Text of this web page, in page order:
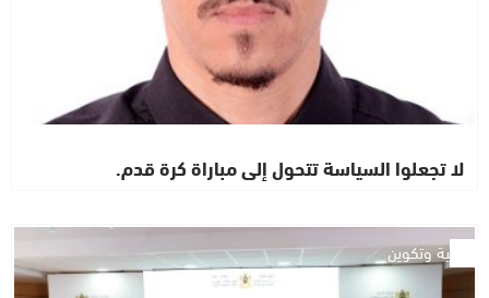
لا تجعلوا السياسة تتحول إلى مباراة كرة قدم.
تربية وتكوين